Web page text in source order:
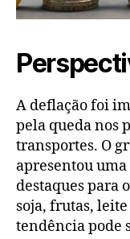
A deflação foi
pela queda nos
transportes. O
apresentou uma
destaques para
soja, frutas,
tendência pode